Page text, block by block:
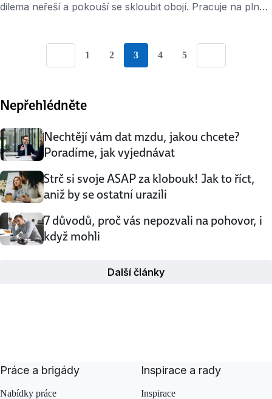
dilema neřeší a pokouší se skloubit obojí. Pracuje na plný
často hrbili u počítačů a nechtělo se jim po práci docházet
ještě na jógu. Tak jsem s nimi začala cvičit přímo u jejich
PreviousGo to Page {{ paginationNumber }}
1 Go to Page {{ paginationNumber }}
2 Go to Page {{
3 Go to Page {{
4 Go to Page {{
5
Nepřehlédněte
Nechtějí vám dat mzdu, jakou chcete?
Poradíme, jak vyjednávat
Strč si svoje ASAP za klobouk! Jak to říct,
aniž by se ostatní urazili
7 důvodů, proč vás nepozvali na pohovor, i
když mohli
Další články
Práce a brigády
Nabídky práce
Inspirace a rady
Inspirace